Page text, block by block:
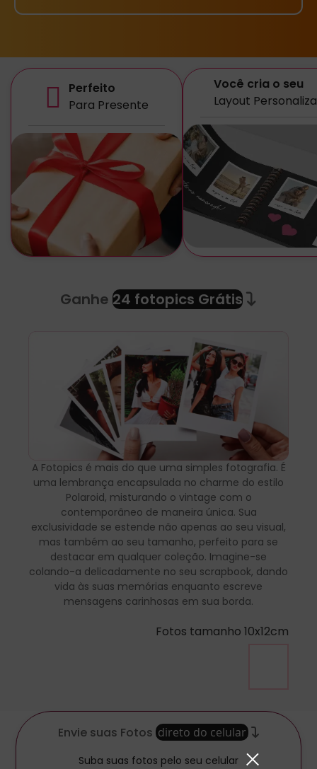
Perfeito
Para Presente
Você cria o seu
Layout
Ganhe 24 fotopics Grátis
A Fotopics é mais do que uma simples fotografia. É
uma lembrança encapsulada no charme do estilo
Polaroid, misturando o vintage com o
contemporâneo de maneira única. Sua
exclusividade se estende não apenas ao seu visual,
mas também ao seu tamanho, perfeito para se
destacar em qualquer coleção. Imagine-se
colando-a delicadamente no seu scrapbook, dando
vida às suas memórias enquanto escreve
mensagens carinhosas em sua borda.
Fotos tamanho 10x12cm
Envie suas Fotos direto do celular
Suba suas fotos pelo seu celular